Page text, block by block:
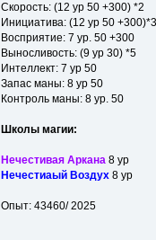
Скорость: (12 ур 50 +300) *2
Инициатива: (12 ур 50 +300)*3
Восприятие: 7 ур. 50 +300
Выносливость: (9 ур 30) *5
Интеллект: 7 ур 50
Запас маны: 8 ур 50
Контроль маны: 8 ур. 50
Школы магии:
Нечестивая Аркана 8 ур
Нечестиаый Воздух 8 ур
Опыт: 43460/ 2025